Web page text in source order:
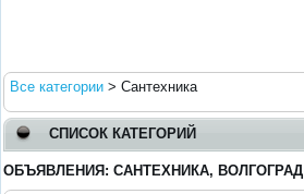
Все категории > Сантехника
СПИСОК КАТЕГОРИЙ
ОБЪЯВЛЕНИЯ: САНТЕХНИКА, ВОЛГОГРАД